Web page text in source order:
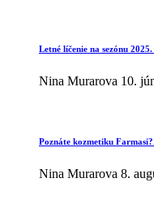
Letné líčenie na sezónu
Nina Murarova 10.
Poznáte kozmetiku
Nina Murarova 8.